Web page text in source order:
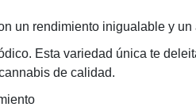
un rendimiento inigualable y un
Esta variedad única te
de calidad.